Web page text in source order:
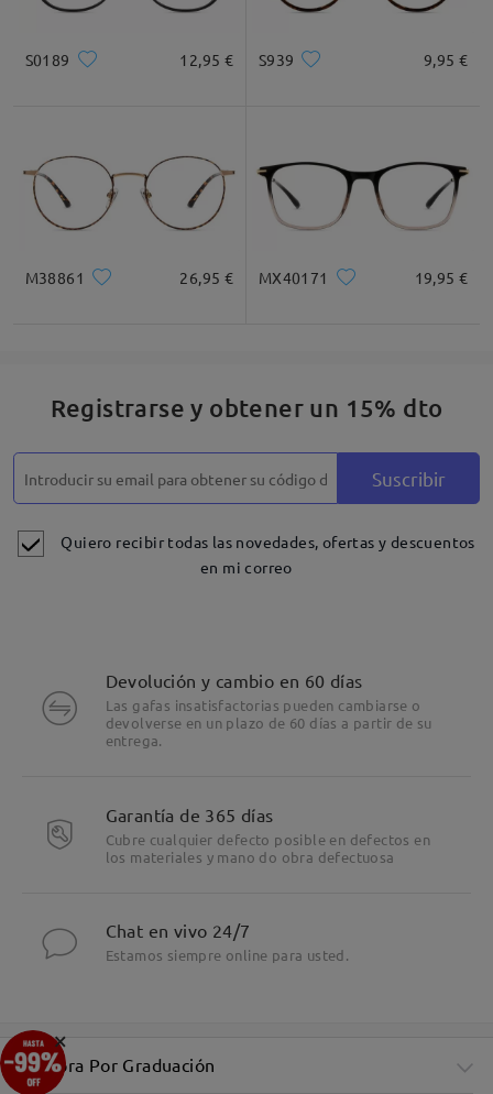
S0189 12,95 € S939 9,95 €
M38861 26,95 € MX40171 19,95 €
Registrarse y obtener un 15% dto
Suscribir
Quiero recibir todas las novedades, ofertas y descuentos
en mi correo
Devolución y cambio en 60 días
Las gafas insatisfactorias pueden cambiarse o
devolverse en un plazo de 60 días a partir de su
entrega.
Garantía de 365 días
Cubre cualquier defecto posible en defectos en
los materiales y mano do obra defectuosa
Chat en vivo 24/7
Estamos siempre online para usted.
Compra Por Graduación
×